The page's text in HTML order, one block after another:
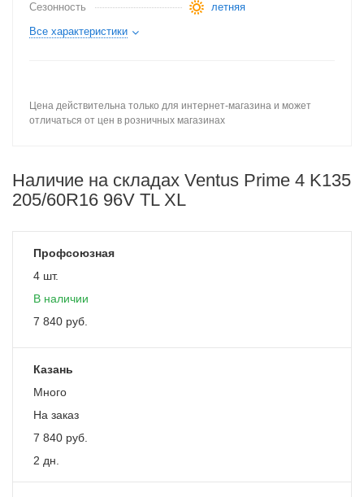
Сезонность
летняя
Все характеристики
Цена действительна только для интернет-магазина и может
отличаться от цен в розничных магазинах
Наличие на складах Ventus Prime 4 K135
205/60R16 96V TL XL
Профсоюзная
4 шт.
В наличии
7 840 руб.
Казань
Много
На заказ
7 840 руб.
2 дн.